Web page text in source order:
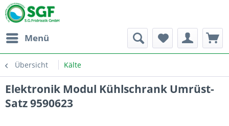
Menü
Übersicht Kälte
Elektronik Modul Kühlschrank Umrüst-
Satz 9590623